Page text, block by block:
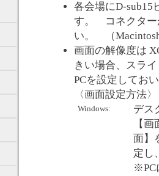
各会場にD-sub15
す。 コネクター
い。 （
画面の解像度は
きい場合、スラ
PCを設定してお
〈画面設定方法〉
Windows:
デス
【
面】
定し
※PC